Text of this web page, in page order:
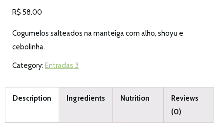
R$ 58.00
Cogumelos salteados na manteiga com alho, shoyu e
cebolinha.
Category: Entradas 3
Description Ingredients Nutrition
Reviews
(0)